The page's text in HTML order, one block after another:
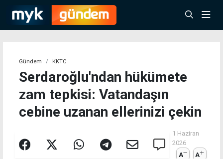
Gündem KKTC
Serdaroğlu'ndan hükümete
zam tepkisi: Vatandaşın
cebine uzanan ellerinizi çekin
1 Haziran
2026
A
A